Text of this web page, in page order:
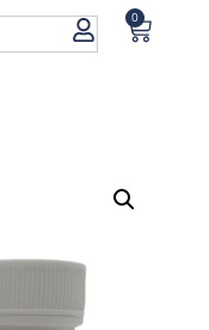
0
Decanoate/ Nandrolone